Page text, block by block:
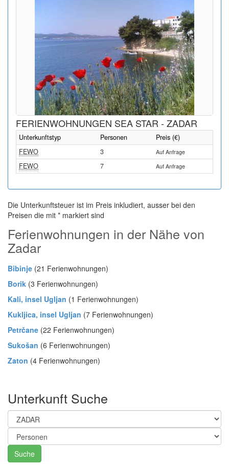
FERIENWOHNUNGEN SEA STAR - ZADAR
Unterkunftstyp Personen
Preis (€)
FEWO
3 Auf Anfrage
FEWO 7 Auf Anfrage
Die Unterkunftsteuer ist im Preis inkludiert, ausser bei den
Preisen die mit * markiert sind
Ferienwohnungen in der Nähe von
Zadar
Bibinje (21 Ferienwohnungen)
Borik (3 Ferienwohnungen)
Kali, insel Ugljan (1 Ferienwohnungen)
Kukljica, insel Ugljan (7 Ferienwohnungen)
Petrčane (22 Ferienwohnungen)
Sukošan (6 Ferienwohnungen)
Zaton (4 Ferienwohnungen)
Unterkunft Suche
Suche